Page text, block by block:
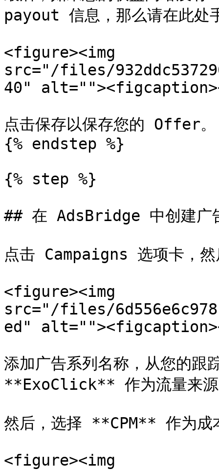
payout 信息，那么请在此
<figure><img
src="/files/
40"
点击保存以保存您的 Offer。
{% endstep %}
{% step %}
## 在 AdsBridge 中创建广
点击 Campaigns 选项卡，
<figure><img
src="/files/
ed"
添加广告系列名称，从您的跟
**ExoClick** 作为流量来
然后，选择 **CPM** 作为
<figure><img